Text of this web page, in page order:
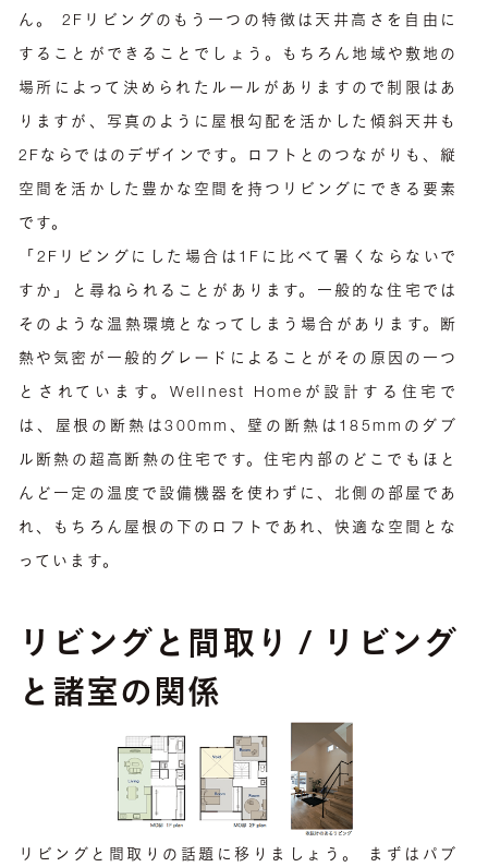
ん。 2Fリビングのもう一つの特徴は天井高さを自由に
することができることでしょう。もちろん地域や敷地の
場所によって決められたルールがありますので制限はあ
りますが、写真のように屋根勾配を活かした傾斜天井も
2Fならではのデザインです。ロフトとのつながりも、縦
空間を活かした豊かな空間を持つリビングにできる要素
です。
「2Fリビングにした場合は1Fに比べて暑くならないで
すか」と尋ねられることがあります。一般的な住宅では
そのような温熱環境となってしまう場合があります。断
熱や気密が一般的グレードによることがその原因の一つ
とされています。Wellnest Homeが設計する住宅で
は、屋根の断熱は300mm、壁の断熱は185mmのダブ
ル断熱の超高断熱の住宅です。住宅内部のどこでもほと
んど一定の温度で設備機器を使わずに、北側の部屋であ
れ、もちろん屋根の下のロフトであれ、快適な空間とな
っています。
リビングと間取り / リビング
と諸室の関係
リビングと間取りの話題に移りましょう。 まずはパブ